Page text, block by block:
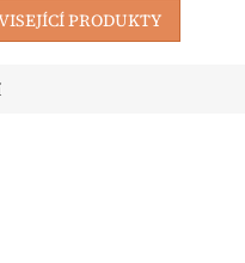
PRODUKTY